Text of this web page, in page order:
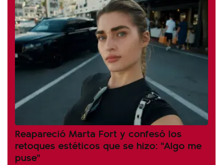
Reapareció Marta Fort y confesó los
retoques estéticos que se hizo: "Algo me
puse"